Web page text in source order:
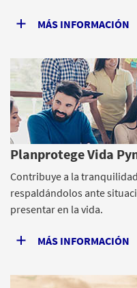
MÁS INFORMACIÓN
Planprotege Vida
Contribuye a la
respaldándolos ante
presentar en la vida.
MÁS INFORMACIÓN